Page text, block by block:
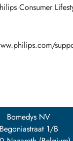
Consumer
Bomedys NV
Begoniastraat 1/B